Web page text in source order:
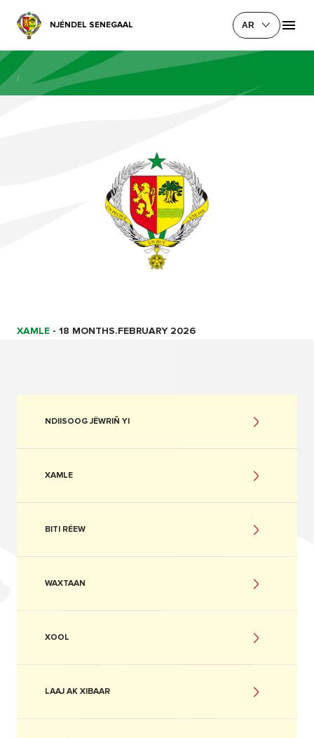
NJÉNDEL SENEGAAL AR
/
XAMLE - 18 MONTHS.FEBRUARY 2026
NDIISOOG JËWRIÑ YI
XAMLE
BITI RÉEW
WAXTAAN
XOOL
LAAJ AK XIBAAR